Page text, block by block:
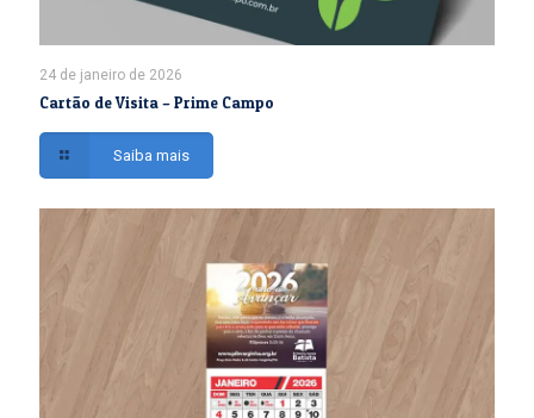
24 de janeiro de 2026
Cartão de Visita – Prime Campo
Saiba mais